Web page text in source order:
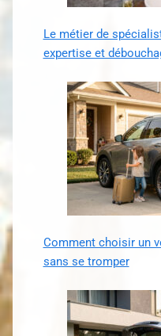
Le métier de
expertise et
Comment choisir un
sans se tromper